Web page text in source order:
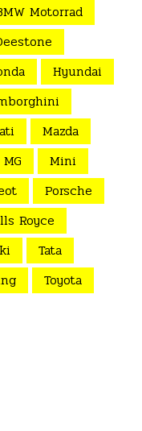
Motorrad
Hyundai
Mazda
MG
Mini
Porsche
Royce
Tata
Toyota